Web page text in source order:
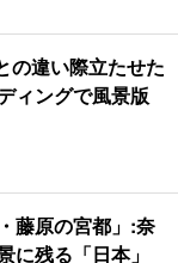
の違い際立たせた
ィングで風景版
藤原の宮都」:奈
に残る「日本」